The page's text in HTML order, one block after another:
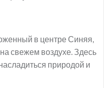
в центре Синяя,
свежем воздухе. Здесь
природой и